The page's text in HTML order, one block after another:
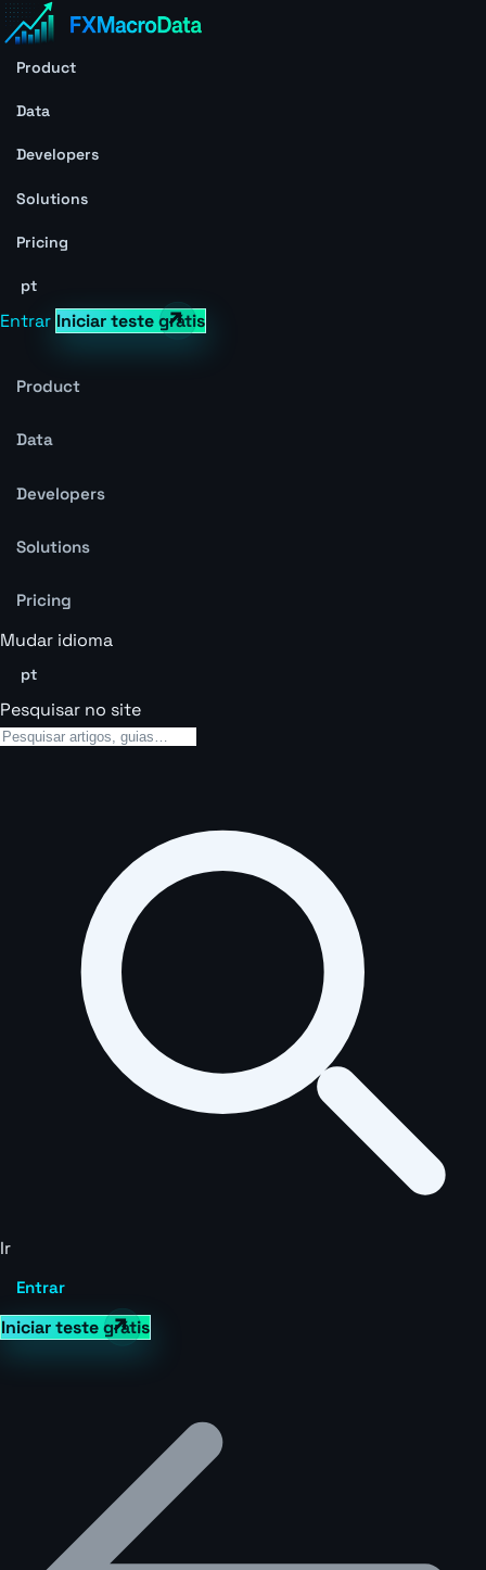
Product
Data
Developers
Solutions
Pricing
pt
Entrar Iniciar teste grátis
Product
Data
Developers
Solutions
Pricing
Mudar idioma
pt
Pesquisar no site
Ir
Entrar
Iniciar teste grátis